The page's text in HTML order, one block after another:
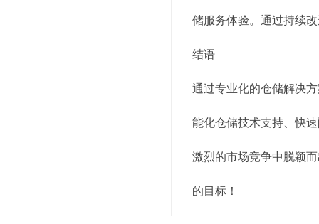
储服务体验。通过持续
结语
通过专业化的仓储解决
能化仓储技术支持、快
激烈的市场竞争中脱颖
的目标！